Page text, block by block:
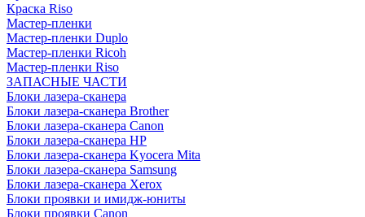
Краска Riso
Мастер-пленки
Мастер-пленки Duplo
Мастер-пленки Ricoh
Мастер-пленки Riso
ЗАПАСНЫЕ ЧАСТИ
Блоки лазера-сканера
Блоки лазера-сканера Brother
Блоки лазера-сканера Canon
Блоки лазера-сканера HP
Блоки лазера-сканера Kyocera Mita
Блоки лазера-сканера Samsung
Блоки лазера-сканера Xerox
Блоки проявки и имидж-юниты
Блоки проявки Canon